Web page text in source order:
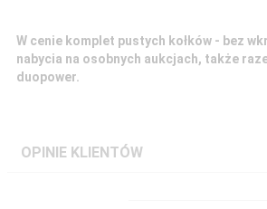
W cenie komplet pustych kołków - bez
nabycia na osobnych aukcjach, także
duopower.
OPINIE KLIENTÓW